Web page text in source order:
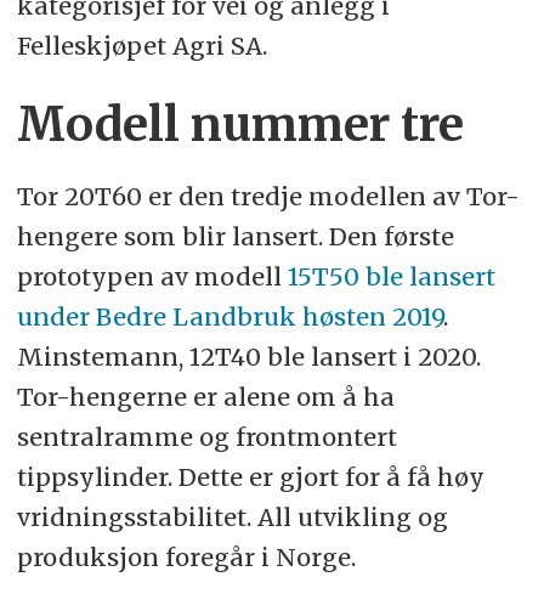
Felleskjøpet Agri SA.
Modell nummer tre
Tor 20T60 er den tredje modellen av Tor-
hengere som blir lansert. Den første
prototypen av modell 15T50 ble lansert
under Bedre Landbruk høsten 2019.
Minstemann, 12T40 ble lansert i 2020.
Tor-hengerne er alene om å ha
sentralramme og frontmontert
tippsylinder. Dette er gjort for å få høy
vridningsstabilitet. All utvikling og
produksjon foregår i Norge.